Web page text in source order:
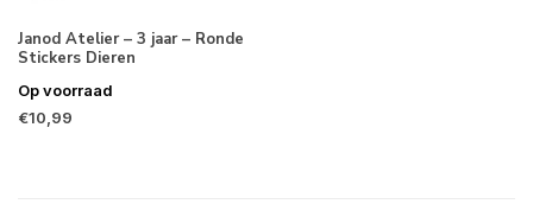
Janod Atelier – 3 jaar – Ronde
Stickers Dieren
Op voorraad
€10,99